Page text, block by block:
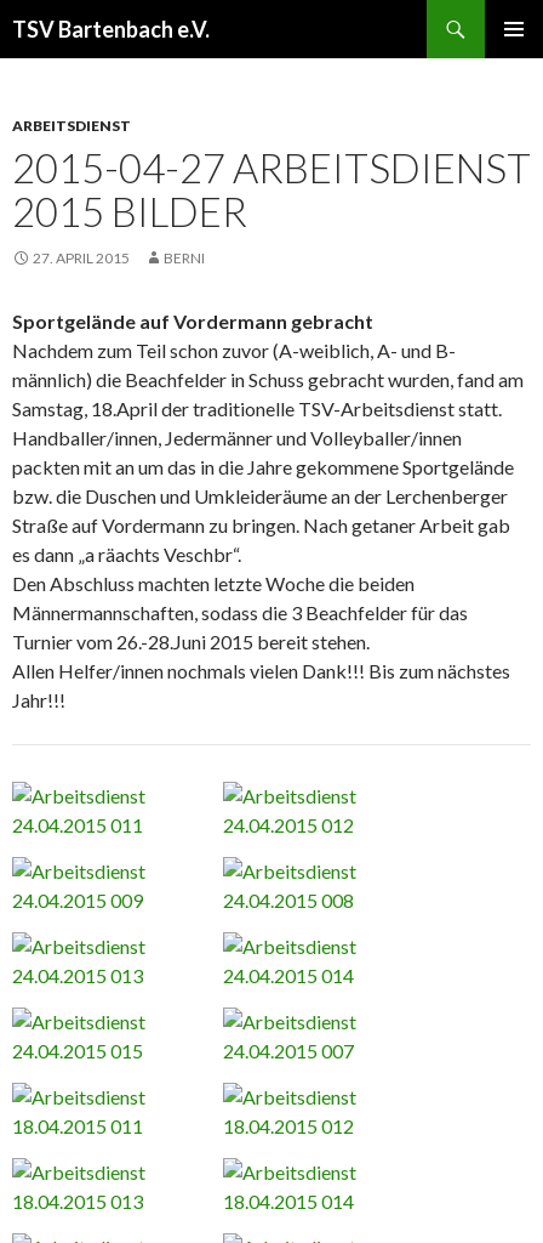
TSV Bartenbach e.V.
ARBEITSDIENST
2015-04-27 ARBEITSDIENST
2015 BILDER
27. APRIL 2015 BERNI
Sportgelände auf Vordermann gebracht
Nachdem zum Teil schon zuvor (A-weiblich, A- und B-
männlich) die Beachfelder in Schuss gebracht wurden, fand am
Samstag, 18.April der traditionelle TSV-Arbeitsdienst statt.
Handballer/innen, Jedermänner und Volleyballer/innen
packten mit an um das in die Jahre gekommene Sportgelände
bzw. die Duschen und Umkleideräume an der Lerchenberger
Straße auf Vordermann zu bringen. Nach getaner Arbeit gab
es dann „a räachts Veschbr“.
Den Abschluss machten letzte Woche die beiden
Männermannschaften, sodass die 3 Beachfelder für das
Turnier vom 26.-28.Juni 2015 bereit stehen.
Allen Helfer/innen nochmals vielen Dank!!! Bis zum nächstes
Jahr!!!